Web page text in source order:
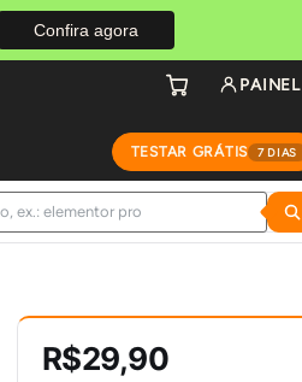
Confira agora
TESTAR GRÁTIS 7 DIAS
PAINEL
R$29,90